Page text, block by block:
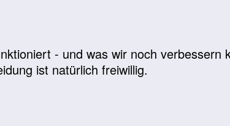
- und was wir noch verbessern
ist natürlich freiwillig.